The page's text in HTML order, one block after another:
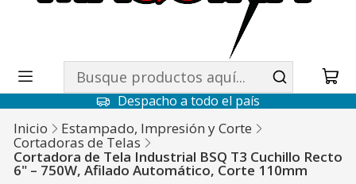
Despacho a todo el país
Inicio Estampado, Impresión y Corte
Cortadoras de Telas
Cortadora de Tela Industrial BSQ T3 Cuchillo Recto
6" – 750W, Afilado Automático, Corte 110mm